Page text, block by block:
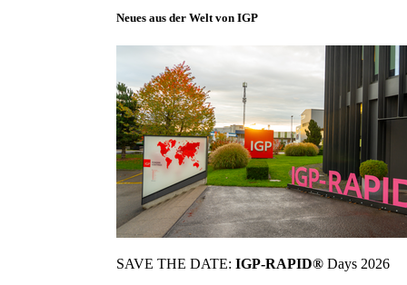
Neues aus der Welt von IGP
SAVE THE DATE: IGP-RAPID® Days 2026